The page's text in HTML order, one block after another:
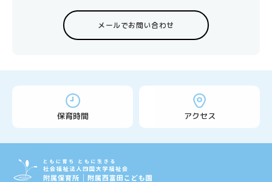
メールでお問い合わせ
保育時間 アクセス